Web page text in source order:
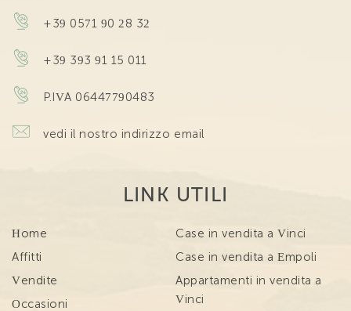
+39 0571 90 28 32
+39 393 91 15 011
P.IVA 06447790483
vedi il nostro indirizzo email
LINK UTILI
Home
Affitti
Vendite
Occasioni
Case in vendita a Vinci
Case in vendita a Empoli
Appartamenti in vendita a
Vinci